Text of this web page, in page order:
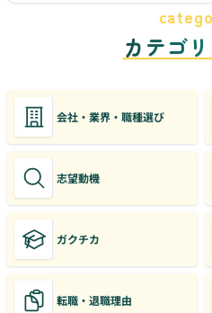
カテゴ
会社・業界・職種選び
志望動機
ガクチカ
転職・退職理由